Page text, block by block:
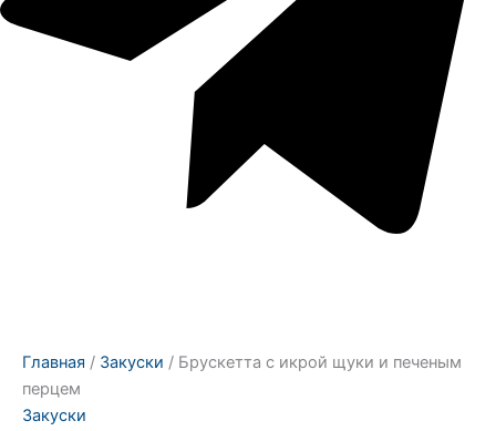
Главная / Закуски / Брускетта с икрой щуки и печеным
перцем
Закуски